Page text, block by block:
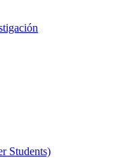
Students)